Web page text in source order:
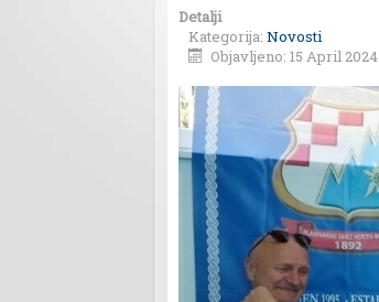
Detalji
Kategorija: Novosti
Objavljeno: 15 April 2024